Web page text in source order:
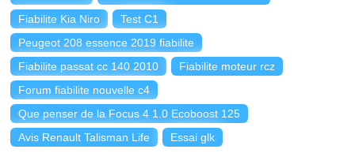
Fiabilite Kia Niro
Test C1
Peugeot 208 essence 2019 fiabilite
Fiabilite passat cc 140 2010
Fiabilite moteur rcz
Forum fiabilite nouvelle c4
Que penser de la Focus 4 1.0 Ecoboost 125
Avis Renault Talisman Life
Essai glk